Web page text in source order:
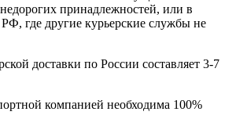
принадлежностей, или в
где другие курьерские службы не
доставки по России составляет 3-7
компанией необходима 100%